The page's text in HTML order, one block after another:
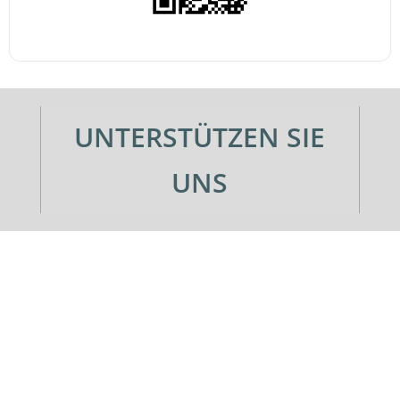
UNTERSTÜTZEN SIE
UNS